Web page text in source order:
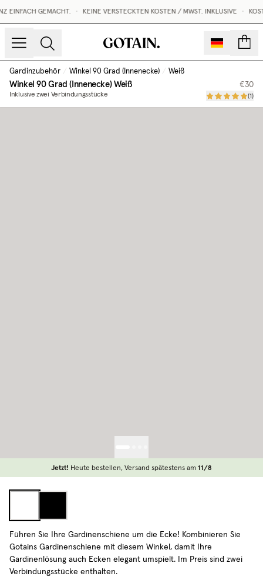
EINFACH GEMACHT. KEINE VERSTECKTEN KOSTEN / MWST. INKLUSIVE
Gardinzubehör / Winkel 90 Grad (Innenecke) / Weiß
Winkel 90 Grad (Innenecke)Weiß
Inklusive zwei Verbindungsstücke
€30
(1)
Jetzt! Heute bestellen, Versand spätestens am 11/8
Führen Sie Ihre Gardinenschiene um die Ecke! Kombinieren Sie
Gotains Gardinenschiene mit diesem Winkel, damit Ihre
Gardinenlösung auch Ecken elegant umspielt. Im Preis sind zwei
Verbindungsstücke enthalten.